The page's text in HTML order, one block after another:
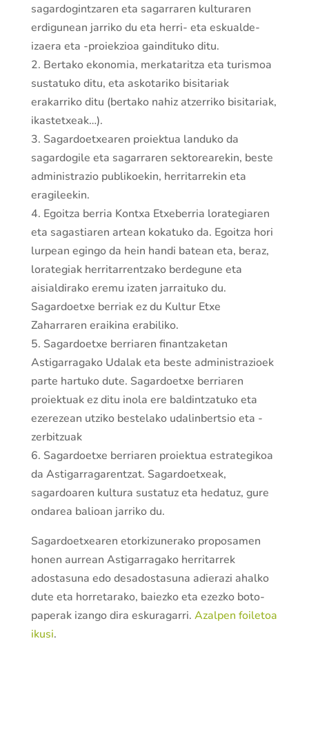
sagardogintzaren eta sagarraren kulturaren
erdigunean jarriko du eta herri- eta eskualde-
izaera eta -proiekzioa gaindituko ditu.
2. Bertako ekonomia, merkataritza eta turismoa
sustatuko ditu, eta askotariko bisitariak
erakarriko ditu (bertako nahiz atzerriko bisitariak,
ikastetxeak…).
3. Sagardoetxearen proiektua landuko da
sagardogile eta sagarraren sektorearekin, beste
administrazio publikoekin, herritarrekin eta
eragileekin.
4. Egoitza berria Kontxa Etxeberria lorategiaren
eta sagastiaren artean kokatuko da. Egoitza hori
lurpean egingo da hein handi batean eta, beraz,
lorategiak herritarrentzako berdegune eta
aisialdirako eremu izaten jarraituko du.
Sagardoetxe berriak ez du Kultur Etxe
Zaharraren eraikina erabiliko.
5. Sagardoetxe berriaren finantzaketan
Astigarragako Udalak eta beste administrazioek
parte hartuko dute. Sagardoetxe berriaren
proiektuak ez ditu inola ere baldintzatuko eta
ezerezean utziko bestelako udalinbertsio eta -
zerbitzuak
6. Sagardoetxe berriaren proiektua estrategikoa
da Astigarragarentzat. Sagardoetxeak,
sagardoaren kultura sustatuz eta hedatuz, gure
ondarea balioan jarriko du.
Sagardoetxearen etorkizunerako proposamen
honen aurrean Astigarragako herritarrek
adostasuna edo desadostasuna adierazi ahalko
dute eta horretarako, baiezko eta ezezko boto-
paperak izango dira eskuragarri. Azalpen foiletoa
ikusi.